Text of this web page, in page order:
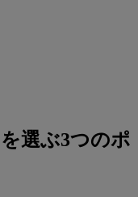
選ぶ3つのポ